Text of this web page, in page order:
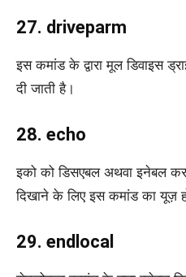
27. driveparm
इस कमांड के द्वारा मूल डिवाइस
दी जाती है।
28. echo
इको को डिसएबल अथवा इनेबल
दिखाने के लिए इस कमांड का यूज़
29. endlocal